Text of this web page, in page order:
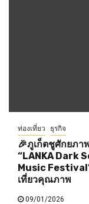
ท่องเที่ยว ธุรกิจ
🎉ภูเก็ตชูศักยภา
“LANKA Dark
Music
เที่ยวคุณภาพ
09/01/2026